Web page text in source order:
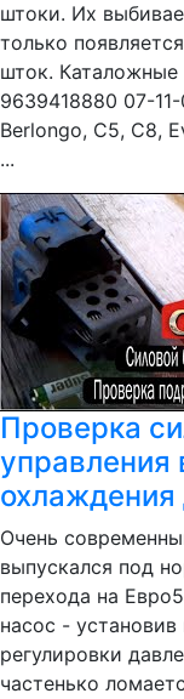
штоки. Их
только
шток.
9639418880 07-
Berlongo, C5, C8,
...
Проверка
управления
охлаждения
Очень
выпускался под
перехода на
насос -
регулировки
частенько